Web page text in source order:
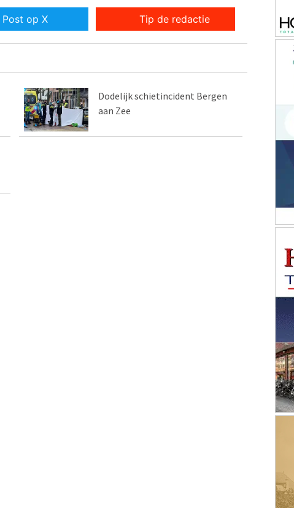
Post op X Tip de redactie
Dodelijk schietincident Bergen
aan Zee